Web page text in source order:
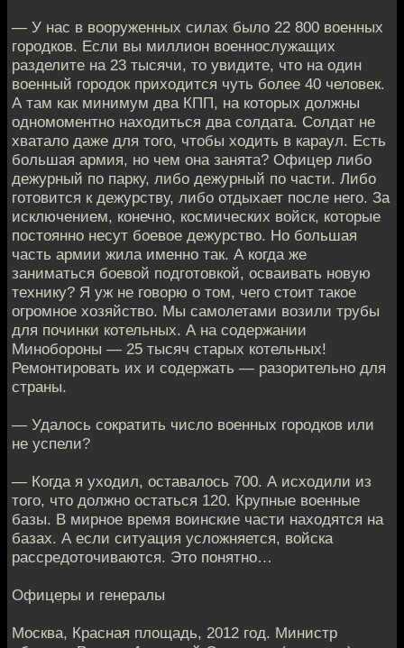
— У нас в вооруженных силах было 22 800 военных
городков. Если вы миллион военнослужащих
разделите на 23 тысячи, то увидите, что на один
военный городок приходится чуть более 40 человек.
А там как минимум два КПП, на которых должны
одномоментно находиться два солдата. Солдат не
хватало даже для того, чтобы ходить в караул. Есть
большая армия, но чем она занята? Офицер либо
дежурный по парку, либо дежурный по части. Либо
готовится к дежурству, либо отдыхает после него. За
исключением, конечно, космических войск, которые
постоянно несут боевое дежурство. Но большая
часть армии жила именно так. А когда же
заниматься боевой подготовкой, осваивать новую
технику? Я уж не говорю о том, чего стоит такое
огромное хозяйство. Мы самолетами возили трубы
для починки котельных. А на содержании
Минобороны — 25 тысяч старых котельных!
Ремонтировать их и содержать — разорительно для
страны.
— Удалось сократить число военных городков или
не успели?
— Когда я уходил, оставалось 700. А исходили из
того, что должно остаться 120. Крупные военные
базы. В мирное время воинские части находятся на
базах. А если ситуация усложняется, войска
рассредоточиваются. Это понятно…
Офицеры и генералы
Москва, Красная площадь, 2012 год. Министр